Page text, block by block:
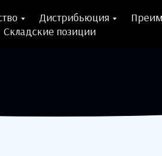
Дистрибьюция
Складские позиции